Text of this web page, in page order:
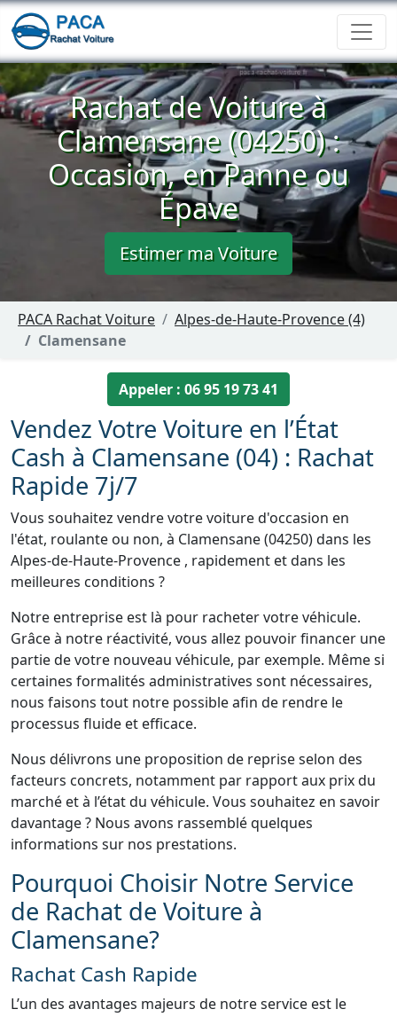
Rachat de Voiture à
Clamensane (04250) :
Occasion, en Panne ou
Épave
Estimer ma Voiture
PACA Rachat Voiture
Alpes-de-Haute-Provence (4)
Clamensane
Appeler : 06 95 19 73 41
Vendez Votre Voiture en l’État
Cash à Clamensane (04) : Rachat
Rapide 7j/7
Vous souhaitez vendre votre voiture d'occasion en
l'état, roulante ou non, à Clamensane (04250) dans les
Alpes-de-Haute-Provence , rapidement et dans les
meilleures conditions ?
Notre entreprise est là pour racheter votre véhicule.
Grâce à notre réactivité, vous allez pouvoir financer une
partie de votre nouveau véhicule, par exemple. Même si
certaines formalités administratives sont nécessaires,
nous faisons tout notre possible afin de rendre le
processus fluide et efficace.
Nous délivrons une proposition de reprise selon des
facteurs concrets, notamment par rapport aux prix du
marché et à l’état du véhicule. Vous souhaitez en savoir
davantage ? Nous avons rassemblé quelques
informations sur nos prestations.
Pourquoi Choisir Notre Service
de Rachat de Voiture à
Clamensane?
Rachat Cash Rapide
L’un des avantages majeurs de notre service est le